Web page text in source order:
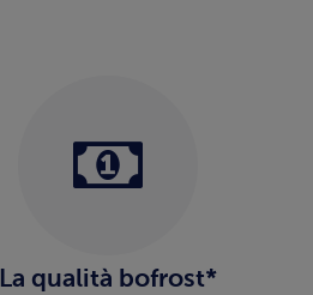
La qualità bofrost*